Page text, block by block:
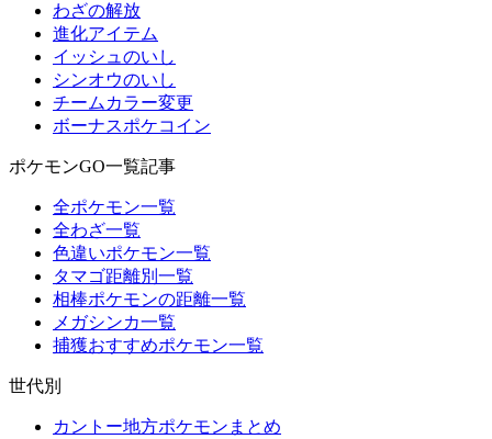
わざの解放
進化アイテム
イッシュのいし
シンオウのいし
チームカラー変更
ボーナスポケコイン
ポケモンGO一覧記事
全ポケモン一覧
全わざ一覧
色違いポケモン一覧
タマゴ距離別一覧
相棒ポケモンの距離一覧
メガシンカ一覧
捕獲おすすめポケモン一覧
世代別
カントー地方ポケモンまとめ